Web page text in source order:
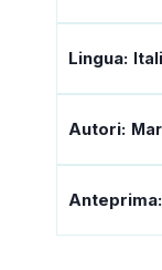
Lingua:
Autori:
Anteprima: